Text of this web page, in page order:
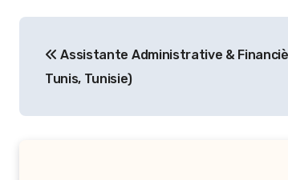
de
Assistante Administrative &
Tunis, Tunisie)